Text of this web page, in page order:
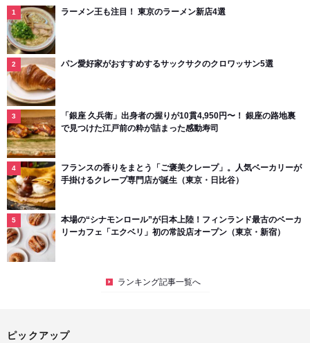
ラーメン王も注目！ 東京のラーメン新店4選
パン愛好家がおすすめするサックサクのクロワッサン5選
「銀座 久兵衛」出身者の握りが10貫4,950円〜！ 銀座の路地裏
で見つけた江戸前の粋が詰まった感動寿司
フランスの香りをまとう「ご褒美クレープ」。人気ベーカリーが
手掛けるクレープ専門店が誕生（東京・日比谷）
本場の“シナモンロール”が日本上陸！フィンランド最古のベーカ
リーカフェ「エクベリ」初の常設店オープン（東京・新宿）
ランキング記事一覧へ
ピックアップ